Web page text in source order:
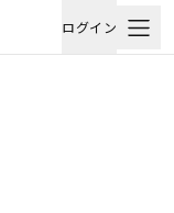
ログイン